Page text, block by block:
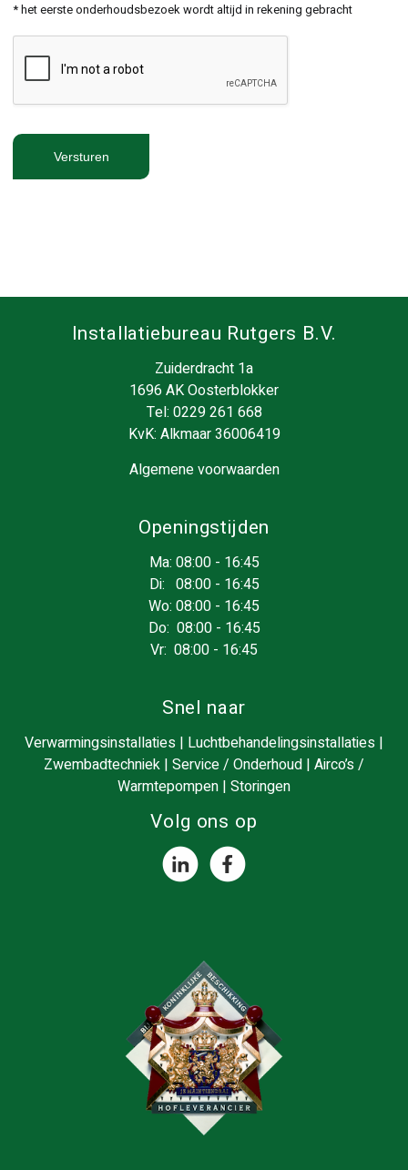
* het eerste onderhoudsbezoek wordt altijd in rekening gebracht
Versturen
Installatiebureau Rutgers B.V.
Zuiderdracht 1a
1696 AK Oosterblokker
Tel: 0229 261 668
KvK: Alkmaar 36006419
Algemene voorwaarden
Openingstijden
Ma: 08:00 - 16:45
Di: 08:00 - 16:45
Wo: 08:00 - 16:45
Do: 08:00 - 16:45
Vr: 08:00 - 16:45
Snel naar
Verwarmingsinstallaties | Luchtbehandelingsinstallaties |
Zwembadtechniek | Service / Onderhoud | Airco’s /
Warmtepompen | Storingen
Volg ons op